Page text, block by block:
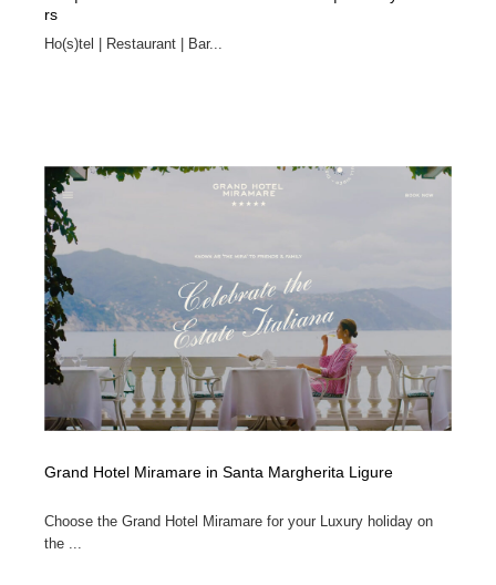
rs
Ho(s)tel | Restaurant | Bar...
Grand Hotel Miramare in Santa Margherita Ligure
Choose the Grand Hotel Miramare for your Luxury holiday on
the ...